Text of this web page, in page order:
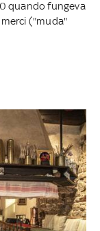
quando fungeva
("muda"